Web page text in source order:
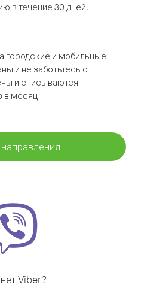
в течение 30 дней.
городские и мобильные
и не заботьтесь о
списываются
в месяц
Viber?